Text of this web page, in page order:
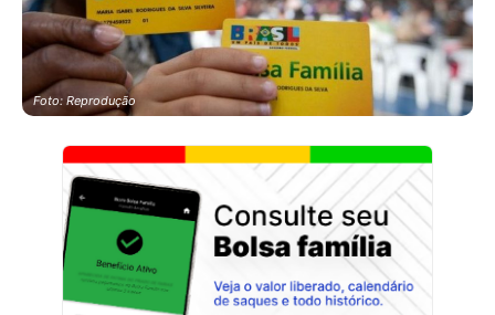
Foto: Reprodução